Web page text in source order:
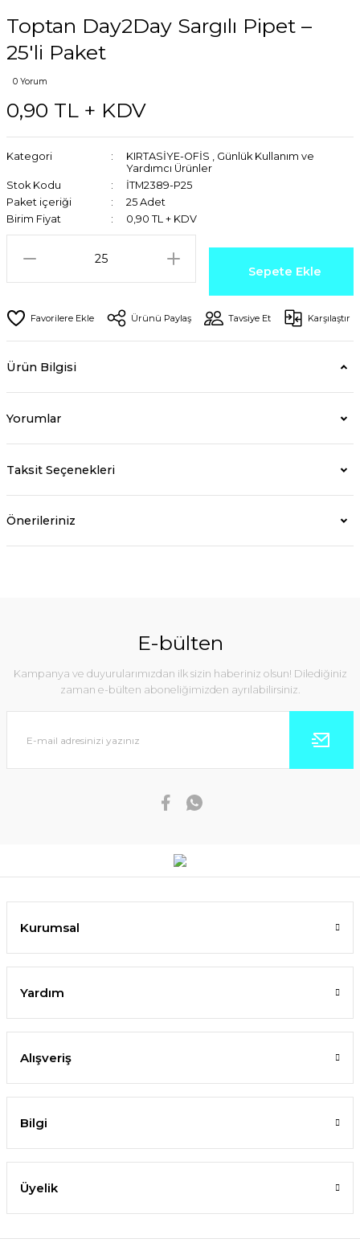
Toptan Day2Day Sargılı Pipet –
25'li Paket
0 Yorum
0,90 TL + KDV
Kategori KIRTASİYE-OFİS , Günlük Kullanım ve
Yardımcı Ürünler
Stok Kodu
İTM2389-P25
Paket içeriği
25 Adet
Birim Fiyat
0,90 TL + KDV
Sepete Ekle
Ürünü Paylaş Tavsiye Et Karşılaştır
Ürün Bilgisi
Yorumlar
Taksit Seçenekleri
Önerileriniz
E-bülten
Kampanya ve duyurularımızdan ilk sizin haberiniz olsun! Dilediğiniz
zaman e-bülten aboneliğimizden ayrılabilirsiniz.
Kurumsal
Yardım
Alışveriş
Bilgi
Üyelik